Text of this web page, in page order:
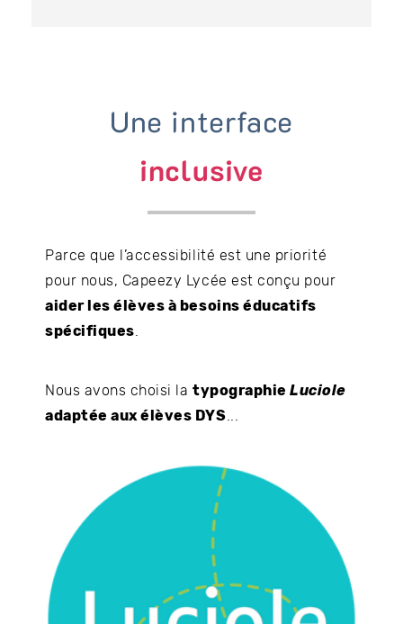
Une interface
inclusive
Parce que l’accessibilité est une priorité
pour nous, Capeezy Lycée est conçu pour
aider les élèves à besoins éducatifs
spécifiques
Nous avons choisi latypographieLuciole
adaptée aux élèves DYS